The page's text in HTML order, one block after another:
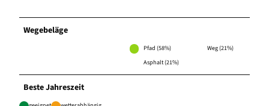
Wegebeläge
Pfad (58%)
Weg (21%)
Asphalt (21%)
Beste Jahreszeit